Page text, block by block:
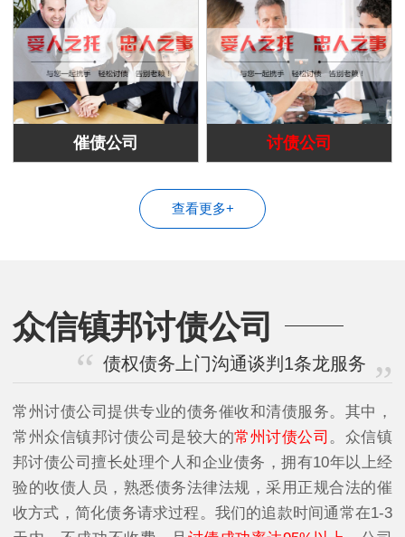
催债公司 讨债公司
查看更多+
众信镇邦讨债公司
债权债务上门沟通谈判1条龙服务
常州讨债公司提供专业的债务催收和清债服务。其中，
常州众信镇邦讨债公司是较大的常州讨债公司 。众信镇
邦讨债公司擅长处理个人和企业债务，拥有10年以上经
验的收债人员，熟悉债务法律法规，采用正规合法的催
收方式，简化债务请求过程。我们的追款时间通常在1-3